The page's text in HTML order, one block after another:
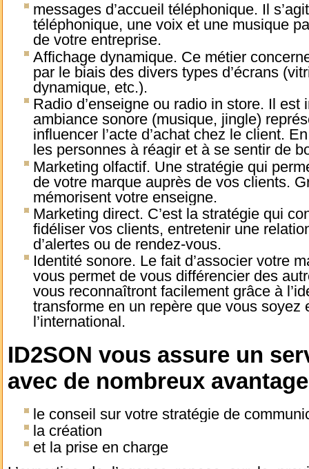
messages d’accueil téléphonique. Il
téléphonique, une voix et une musique
de votre entreprise.
Affichage dynamique. Ce métier
par le biais des divers types d’écrans
dynamique, etc.).
Radio d’enseigne ou radio in store. Il est
ambiance sonore (musique, jingle)
influencer l’acte d’achat chez le client.
les personnes à réagir et à se sentir de
Marketing olfactif. Une stratégie qui
de votre marque auprès de vos clients.
mémorisent votre enseigne.
Marketing direct. C’est la stratégie qui
fidéliser vos clients, entretenir une
d’alertes ou de rendez-vous.
Identité sonore. Le fait d’associer votre
vous permet de vous différencier des
vous reconnaîtront facilement grâce à
transforme en un repère que vous soyez
l’international.
ID2SON vous assure un
avec de nombreux
le conseil sur votre stratégie de
la création
et la prise en charge